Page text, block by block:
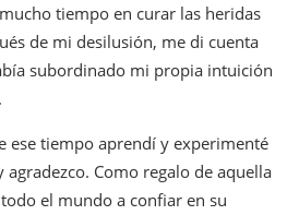
tiempo en curar las heridas
de mi desilusión, me di cuenta
subordinado mi propia intuición
ese tiempo aprendí y experimenté
agradezco. Como regalo de aquella
el mundo a confiar en su